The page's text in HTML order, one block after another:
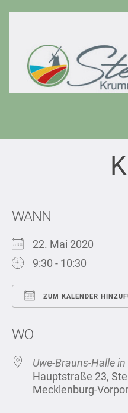
WANN
22. Mai 2020
9:30 - 10:30
ZUM KALENDER
WO
Uwe-Brauns-Halle
Hauptstraße 23,
Mecklenburg-